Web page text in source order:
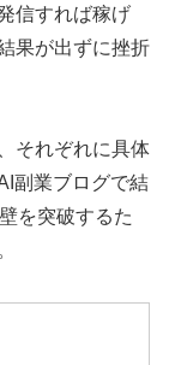
信すれば稼げ
果が出ずに挫折
それぞれに具体
副業ブログで結
を突破するた